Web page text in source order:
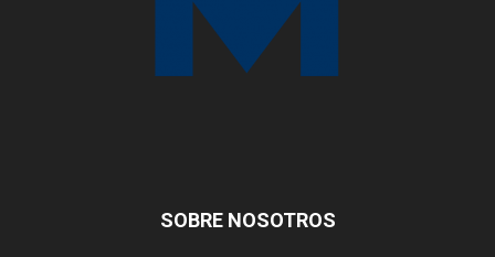
SOBRE NOSOTROS